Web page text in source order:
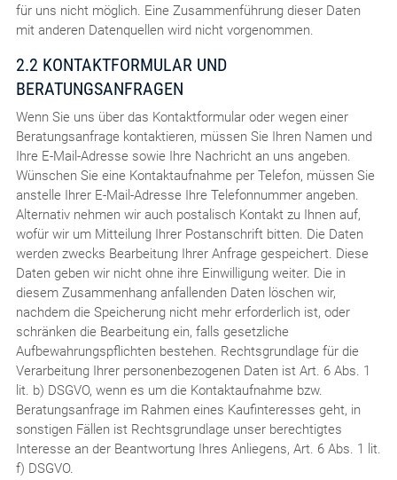
für uns nicht möglich. Eine Zusammenführung dieser Daten
mit anderen Datenquellen wird nicht vorgenommen.
2.2 KONTAKTFORMULAR UND
BERATUNGSANFRAGEN
Wenn Sie uns über das Kontaktformular oder wegen einer
Beratungsanfrage kontaktieren, müssen Sie Ihren Namen und
Ihre E-Mail-Adresse sowie Ihre Nachricht an uns angeben.
Wünschen Sie eine Kontaktaufnahme per Telefon, müssen Sie
anstelle Ihrer E-Mail-Adresse Ihre Telefonnummer angeben.
Alternativ nehmen wir auch postalisch Kontakt zu Ihnen auf,
wofür wir um Mitteilung Ihrer Postanschrift bitten. Die Daten
werden zwecks Bearbeitung Ihrer Anfrage gespeichert. Diese
Daten geben wir nicht ohne ihre Einwilligung weiter. Die in
diesem Zusammenhang anfallenden Daten löschen wir,
nachdem die Speicherung nicht mehr erforderlich ist, oder
schränken die Bearbeitung ein, falls gesetzliche
Aufbewahrungspflichten bestehen. Rechtsgrundlage für die
Verarbeitung Ihrer personenbezogenen Daten ist Art. 6 Abs. 1
lit. b) DSGVO, wenn es um die Kontaktaufnahme bzw.
Beratungsanfrage im Rahmen eines Kaufinteresses geht, in
sonstigen Fällen ist Rechtsgrundlage unser berechtigtes
Interesse an der Beantwortung Ihres Anliegens, Art. 6 Abs. 1 lit.
f) DSGVO.